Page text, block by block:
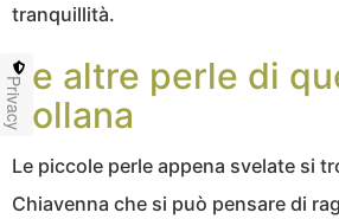
tranquillità.
Le altre perle di
collana
Le piccole perle appena svelate si
Chiavenna che si può pensare di
Privacy